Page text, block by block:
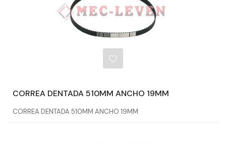
CORREA DENTADA 510MM ANCHO 19MM
CORREA DENTADA 510MM ANCHO 19MM